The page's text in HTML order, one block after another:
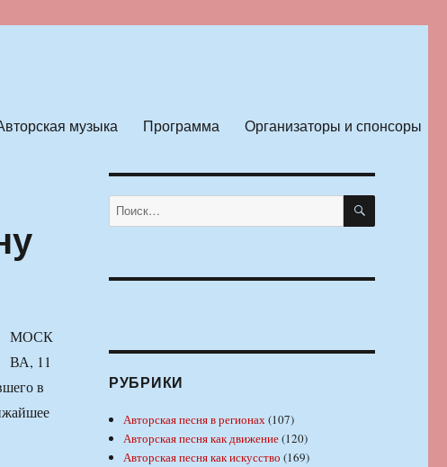
музыка Программа Организаторы и спонсоры
МОСК
ВА, 11
в
Искать: ПОИСК
РУБРИКИ
Авторская песня в регионах(107)
Авторская песня как движение(120)
Авторская песня как искусство (169)